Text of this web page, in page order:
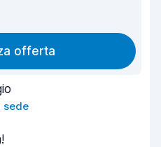
offerta
sede